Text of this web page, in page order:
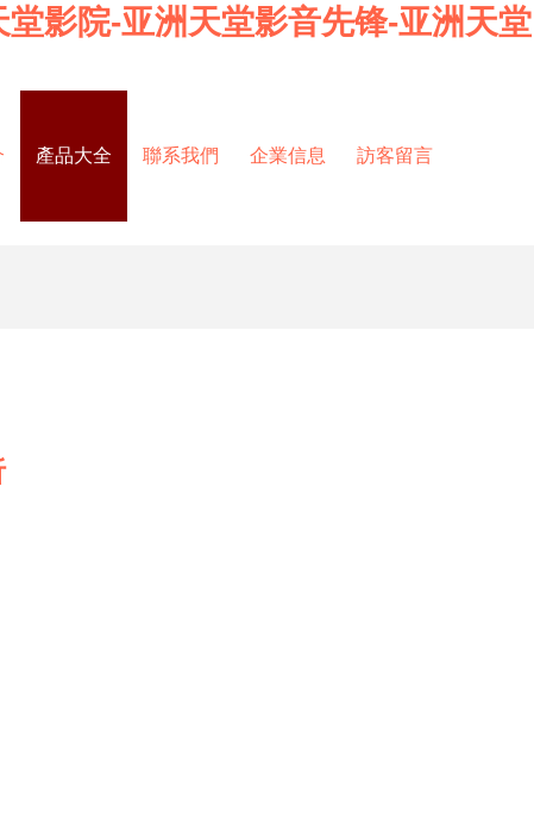
影院-亚洲天堂影音先锋-亚洲天堂
產品大全 聯系我們 企業信息 訪客留言